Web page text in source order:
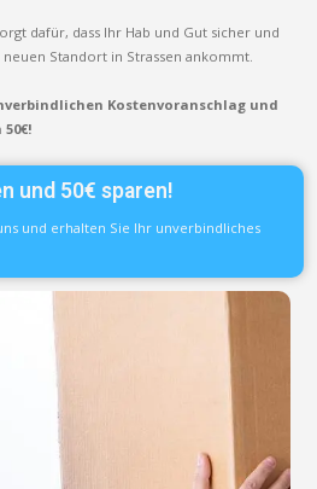
dafür, dass Ihr Hab und Gut sicher und
Standort in Strassen ankommt.
Kostenvoranschlag und
und 50€ sparen!
und erhalten Sie Ihr unverbindliches